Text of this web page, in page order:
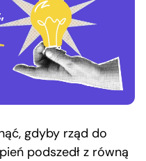
gdyby rząd do
podszedł z równą